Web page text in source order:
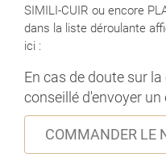
SIMILI-CUIR ou encore
dans la liste déroulante
ici :
En cas de doute sur
conseillé d'envoyer
COMMANDER LE